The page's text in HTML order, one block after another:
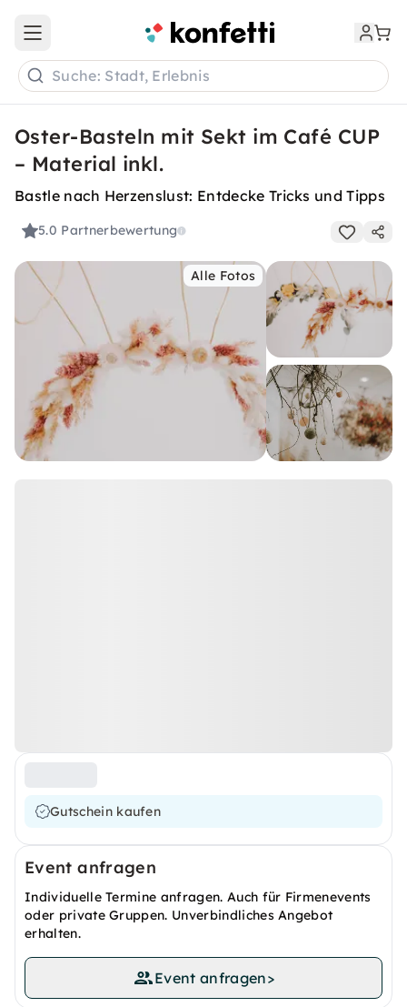
Open main menu
Suche: Stadt, Erlebnis
Oster-Basteln mit Sekt im Café CUP
– Material inkl.
Bastle nach Herzenslust: Entdecke Tricks und Tipps
5.0 Partnerbewertung
Alle Fotos
Gutschein kaufen
Event anfragen
Individuelle Termine anfragen. Auch für Firmenevents
oder private Gruppen. Unverbindliches Angebot
erhalten.
Event anfragen>